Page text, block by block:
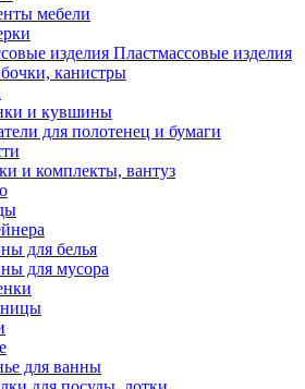
мебели
Пластмассовые изделия
канистры
и кувшины
для полотенец и бумаги
и комплекты, вантуз
для белья
для мусора
для ванны